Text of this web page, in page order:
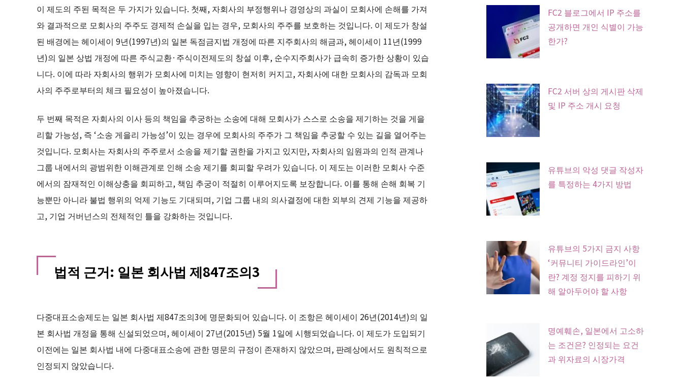
이 제도의 주된 목적은 두 가지가 있습니다. 첫째, 자회사의 부정행위나 경영상의 과실이 모회사에 손해를 가져
와 결과적으로 모회사의 주주도 경제적 손실을 입는 경우, 모회사의 주주를 보호하는 것입니다. 이 제도가 창설
된 배경에는 헤이세이 9년(1997년)의 일본 독점금지법 개정에 따른 지주회사의 해금과, 헤이세이 11년(1999
년)의 일본 상법 개정에 따른 주식교환·주식이전제도의 창설 이후, 순수지주회사가 급속히 증가한 상황이 있습
니다. 이에 따라 자회사의 행위가 모회사에 미치는 영향이 현저히 커지고, 자회사에 대한 모회사의 감독과 모회
사의 주주로부터의 체크 필요성이 높아졌습니다.
두 번째 목적은 자회사의 이사 등의 책임을 추궁하는 소송에 대해 모회사가 스스로 소송을 제기하는 것을 게을
리할 가능성, 즉 ‘소송 게을리 가능성’이 있는 경우에 모회사의 주주가 그 책임을 추궁할 수 있는 길을 열어주는
것입니다. 모회사는 자회사의 주주로서 소송을 제기할 권한을 가지고 있지만, 자회사의 임원과의 인적 관계나
그룹 내에서의 광범위한 이해관계로 인해 소송 제기를 회피할 우려가 있습니다. 이 제도는 이러한 모회사 수준
에서의 잠재적인 이해상충을 회피하고, 책임 추궁이 적절히 이루어지도록 보장합니다. 이를 통해 손해 회복 기
능뿐만 아니라 불법 행위의 억제 기능도 기대되며, 기업 그룹 내의 의사결정에 대한 외부의 견제 기능을 제공하
고, 기업 거버넌스의 전체적인 틀을 강화하는 것입니다.
법적 근거: 일본 회사법 제847조의3
다중대표소송제도는 일본 회사법 제847조의3에 명문화되어 있습니다. 이 조항은 헤이세이 26년(2014년)의 일
본 회사법 개정을 통해 신설되었으며, 헤이세이 27년(2015년) 5월 1일에 시행되었습니다. 이 제도가 도입되기
이전에는 일본 회사법 내에 다중대표소송에 관한 명문의 규정이 존재하지 않았으며, 판례상에서도 원칙적으로
인정되지 않았습니다.
FC2 블로그에서 IP 주소를
공개하면 개인 식별이 가능
한가?
FC2 서버 상의 게시판 삭제
및 IP 주소 개시 요청
유튜브의 악성 댓글 작성자
를 특정하는 4가지 방법
유튜브의 5가지 금지 사항
‘커뮤니티 가이드라인’이
란? 계정 정지를 피하기 위
해 알아두어야 할 사항
명예훼손, 일본에서 고소하
는 조건은? 인정되는 요건
과 위자료의 시장가격